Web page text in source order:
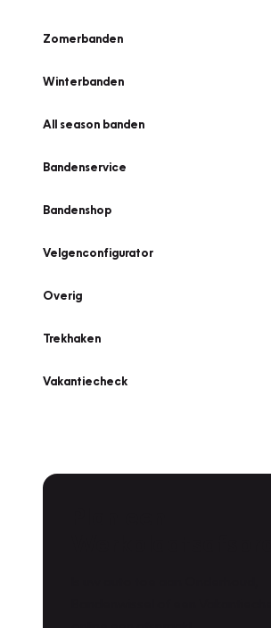
Zomerbanden
Winterbanden
All season banden
Bandenservice
Bandenshop
Velgenconfigurator
Overig
Trekhaken
Vakantiecheck